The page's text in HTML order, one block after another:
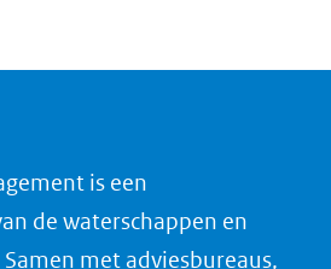
andere
is een
de waterschappen en
met adviesbureaus,